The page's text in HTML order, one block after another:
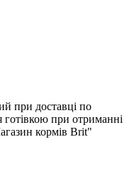
при доставці по
готівкою при отриманні
кормів Brit"